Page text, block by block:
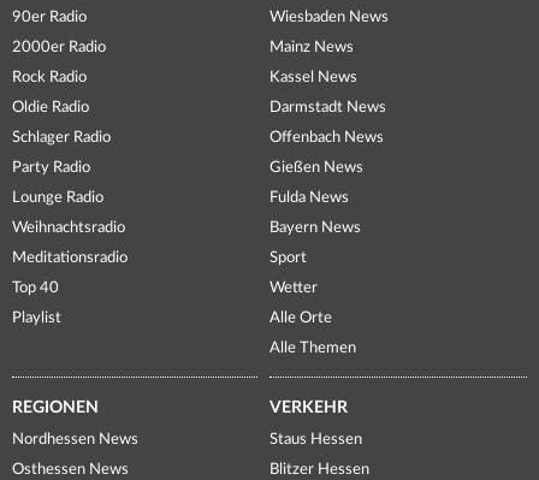
90er Radio
2000er Radio
Rock Radio
Oldie Radio
Schlager Radio
Party Radio
Lounge Radio
Weihnachtsradio
Meditationsradio
Top 40
Playlist
Wiesbaden News
Mainz News
Kassel News
Darmstadt News
Offenbach News
Gießen News
Fulda News
Bayern News
Sport
Wetter
Alle Orte
Alle Themen
REGIONEN
Nordhessen News
Osthessen News
VERKEHR
Staus Hessen
Blitzer Hessen